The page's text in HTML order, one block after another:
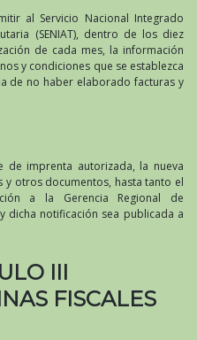
al Servicio Nacional Integrado
(SENIAT), dentro de los diez
de cada mes, la información
y condiciones que se establezca
de no haber elaborado facturas y
de imprenta autorizada, la nueva
otros documentos, hasta tanto el
a la Gerencia Regional de
dicha notificación sea publicada a
III
FISCALES